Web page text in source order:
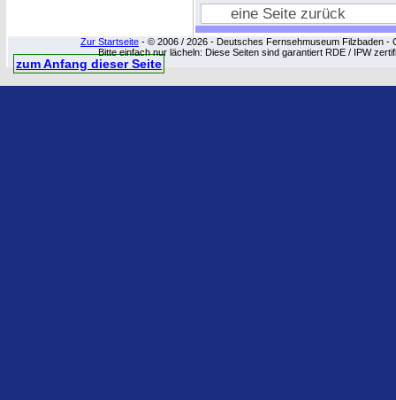
eine Seite zurück
Zur Startseite - © 2006 / 2026 - Deutsches Fernsehmuseum Filzbaden -
Bitte einfach nur lächeln: Diese Seiten sind garantiert RDE / IPW
zum Anfang dieser Seite